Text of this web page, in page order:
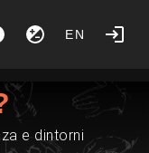
EN
e dintorni